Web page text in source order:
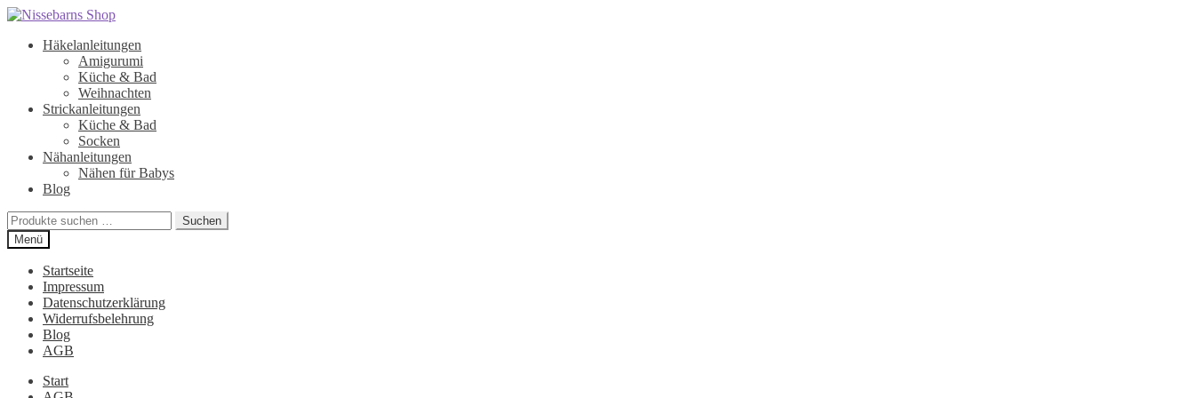
Zur
springen
Zum
springenHäkelanleitungen
Amigurumi
Küche & Bad
Weihnachten
Strickanleitungen
Küche & Bad
Socken
Nähanleitungen
Nähen für Babys
Blog
Suchen
nach:
Suchen
Menü
Startseite
Impressum
Datenschutzerklärung
Widerrufsbelehrung
Blog
AGB
Start